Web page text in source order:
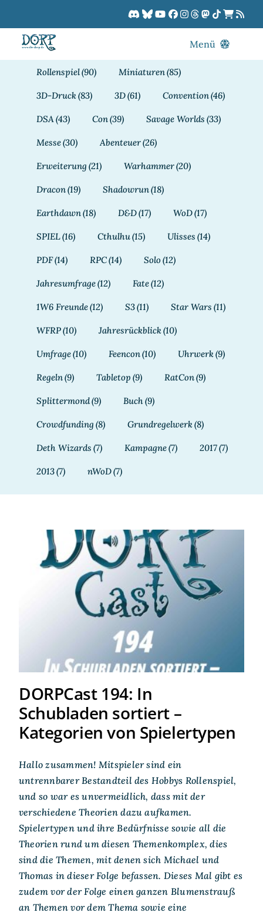
springen
Menü
Rollenspiel(90) Miniaturen(85)
3D-Druck(83) 3D(61) Convention(46)
DSA (43) Con(39) Savage Worlds (33)
Messe(30) Abenteuer(26)
Erweiterung (21) Warhammer(20)
Dracon(19) Shadowrun(18)
Earthdawn(18) D&D(17) WoD(17)
SPIEL(16) Cthulhu(15) Ulisses (14)
PDF(14) RPC(14) Solo(12)
Jahresumfrage(12) Fate(12)
1W6 Freunde(12) S3(11) Star Wars (11)
WFRP(10) Jahresrückblick(10)
Umfrage(10) Feencon(10) Uhrwerk(9)
Regeln(9) Tabletop (9) RatCon(9)
Splittermond(9) Buch(9)
Crowdfunding (8) Grundregelwerk(8)
Deth Wizards (7) Kampagne(7) 2017(7)
2013(7) nWoD(7)
DORPCast 194: In
Schubladen sortiert –
Kategorien von Spielertypen
DORPCast 194: In
Schubladen sortiert –
Kategorien von Spielertypen
Hallo zusammen! Mitspieler sind ein
untrennbarer Bestandteil des Hobbys Rollenspiel,
und so war es unvermeidlich, dass mit der
verschiedene Theorien dazu aufkamen.
Spielertypen und ihre Bedürfnisse sowie all die
Theorien rund um diesen Themenkomplex, dies
sind die Themen, mit denen sich Michael und
Thomas in dieser Folge befassen. Dieses Mal gibt es
zudem vor der Folge einen ganzen Blumenstrauß
an Themen vor dem Thema sowie eine